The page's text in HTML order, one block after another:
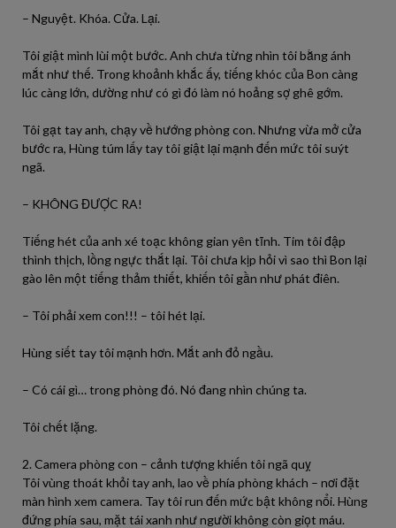
– Nguyệt. Khóa. Cửa. Lại.
Tôi giật mình lùi một bước. Anh chưa từng nhìn tôi bằng ánh
mắt như thế. Trong khoảnh khắc ấy, tiếng khóc của Bon càng
lúc càng lớn, dường như có gì đó làm nó hoảng sợ ghê gớm.
Tôi gạt tay anh, chạy về hướng phòng con. Nhưng vừa mở cửa
bước ra, Hùng túm lấy tay tôi giật lại mạnh đến mức tôi suýt
ngã.
– KHÔNG ĐƯỢC RA!
Tiếng hét của anh xé toạc không gian yên tĩnh. Tim tôi đập
thình thịch, lồng ngực thắt lại. Tôi chưa kịp hỏi vì sao thì Bon lại
gào lên một tiếng thảm thiết, khiến tôi gần như phát điên.
– Tôi phải xem con!!! – tôi hét lại.
Hùng siết tay tôi mạnh hơn. Mắt anh đỏ ngầu.
– Có cái gì… trong phòng đó. Nó đang nhìn chúng ta.
Tôi chết lặng.
2. Camera phòng con – cảnh tượng khiến tôi ngã quỵ
Tôi vùng thoát khỏi tay anh, lao về phía phòng khách – nơi đặt
màn hình xem camera. Tay tôi run đến mức bật không nổi. Hùng
đứng phía sau, mặt tái xanh như người không còn giọt máu.